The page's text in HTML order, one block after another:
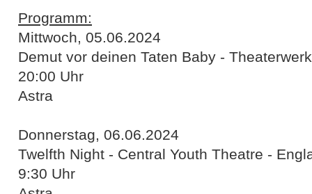
Programm:
Mittwoch, 05.06.2024
Demut vor deinen Taten Baby -
20:00 Uhr
Astra
Donnerstag, 06.06.2024
Twelfth Night - Central Youth Theatre -
9:30 Uhr